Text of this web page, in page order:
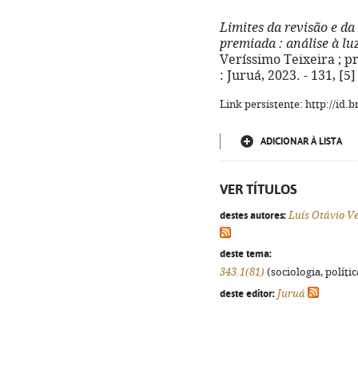
Limites da revisão e
premiada : análise à
Veríssimo Teixeira ;
: Juruá, 2023. - 131,
Link persistente: http://
ADICIONAR À LISTA
VER TÍTULOS
destes autores: Luís Otávio
deste tema:
343.1(81) (sociologia,
deste editor: Juruá